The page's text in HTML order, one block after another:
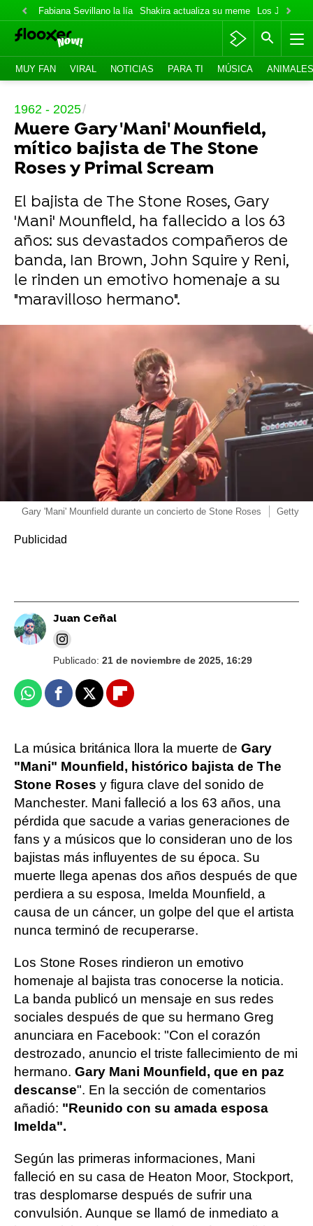
Fabiana Sevillano la lía Shakira actualiza su meme Los Jonas
MUY FAN VIRAL NOTICIAS PARA TI MÚSICA ANIMALES
1962 - 2025
Muere Gary 'Mani' Mounfield,
mítico bajista de The Stone
Roses y Primal Scream
El bajista de The Stone Roses, Gary
'Mani' Mounfield, ha fallecido a los 63
años: sus devastados compañeros de
banda, Ian Brown, John Squire y Reni,
le rinden un emotivo homenaje a su
"maravilloso hermano".
Gary 'Mani' Mounfield durante un concierto de Stone Roses Getty
Juan Ceñal
Publicado: 21 de noviembre de 2025, 16:29
WhatsappFacebook
X Flipboard
La música británica llora la muerte de Gary
"Mani" Mounfield, histórico bajista de The
Stone Roses y figura clave del sonido de
Manchester. Mani falleció a los 63 años, una
pérdida que sacude a varias generaciones de
fans y a músicos que lo consideran uno de los
bajistas más influyentes de su época. Su
muerte llega apenas dos años después de que
perdiera a su esposa, Imelda Mounfield, a
causa de un cáncer, un golpe del que el artista
nunca terminó de recuperarse.
Los Stone Roses rindieron un emotivo
homenaje al bajista tras conocerse la noticia.
La banda publicó un mensaje en sus redes
sociales después de que su hermano Greg
anunciara en Facebook: "Con el corazón
destrozado, anuncio el triste fallecimiento de mi
hermano. Gary Mani Mounfield, que en paz
descanse". En la sección de comentarios
añadió: "Reunido con su amada esposa
Imelda".
Según las primeras informaciones, Mani
falleció en su casa de Heaton Moor, Stockport,
tras desplomarse después de sufrir una
convulsión. Aunque se llamó de inmediato a